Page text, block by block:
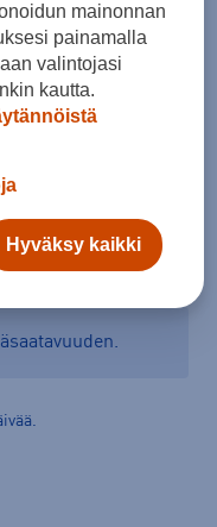
Saatavilla
mainonnan
painamalla
valintojasi
kautta.
Hyväksy kaikki